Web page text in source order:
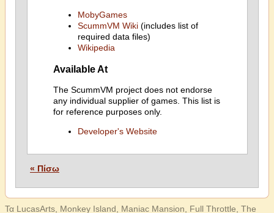
MobyGames
ScummVM Wiki(includes list of
required data files)
Wikipedia
Available At
The ScummVM project does not endorse
any individual supplier of games. This list is
for reference purposes only.
Developer's Website
« Πίσω
Τα LucasArts, Monkey Island, Maniac Mansion, Full Throttle, The